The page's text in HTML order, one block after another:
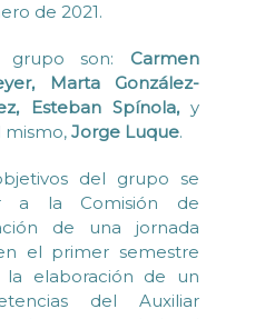
de 2021.
grupo son: Carmen
Marta González-
Esteban Spínola,y
Jorge Luque.
del grupo se
a la Comisión de
de una jornada
el primer semestre
la elaboración de un
del Auxiliar